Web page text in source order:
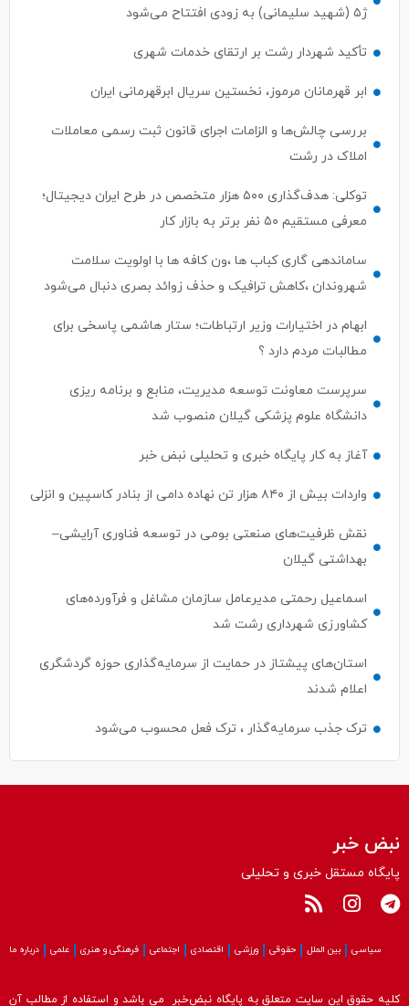
ژ۵ (شهید سلیمانی) به زودی افتتاح می‌شود
تأکید شهردار رشت بر ارتقای خدمات شهری
ابر قهرمانان مرموز، نخستین سریال ابرقهرمانی ایران
بررسی چالش‌ها و الزامات اجرای قانون ثبت رسمی معاملات
املاک در رشت
توکلی: هدف‌گذاری ۵۰۰ هزار متخصص در طرح ایران دیجیتال؛
معرفی مستقیم ۵۰ نفر برتر به بازار کار
ساماندهی گاری کباب ها ،ون کافه ها با اولویت سلامت
شهروندان ،کاهش ترافیک و حذف زوائد بصری دنبال می‌شود
ابهام در اختیارات وزیر ارتباطات؛ ستار هاشمی پاسخی برای
مطالبات مردم دارد ؟
سرپرست معاونت توسعه مدیریت، منابع و برنامه ریزی
دانشگاه علوم پزشکی گیلان منصوب شد
آغاز به کار پایگاه خبری و تحلیلی نبض خبر
واردات بیش از ۸۴۰ هزار تن نهاده دامی از بنادر كاسپین و انزلی
نقش ظرفیت‌های صنعتی بومی در توسعه فناوری آرایشی–
بهداشتی گیلان
اسماعیل رحمتی مدیرعامل سازمان مشاغل و فرآورده‌های
کشاورزی شهرداری رشت شد
استان‌های پیشتاز در حمایت از سرمایه‌گذاری حوزه گردشگری
اعلام شدند
ترک جذب سرمایه‌گذار ، ترک فعل محسوب می‌شود
نبض خبر
پایگاه مستقل خبری و تحلیلی
سیاسی بین الملل حقوقی ورزشی اقتصادی اجتماعی فرهنگی و هنری علمی درباره ما
کلیه حقوق این سایت متعلق به پایگاه نبض‌خبر می باشد و استفاده از مطالب آن